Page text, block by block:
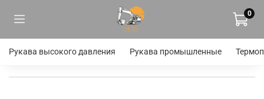
0
Рукава высокого давления Рукава промышленные